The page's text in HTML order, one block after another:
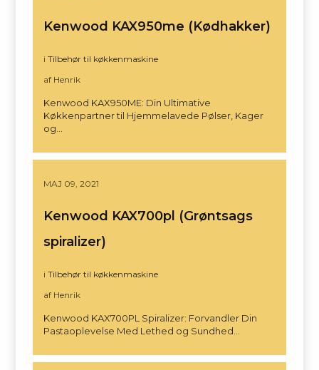
Kenwood KAX950me (Kødhakker)
i Tilbehør til køkkenmaskine
af Henrik
Kenwood KAX950ME: Din Ultimative
Køkkenpartner til Hjemmelavede Pølser, Kager
og…
MAJ 09, 2021
Kenwood KAX700pl (Grøntsags
spiralizer)
i Tilbehør til køkkenmaskine
af Henrik
Kenwood KAX700PL Spiralizer: Forvandler Din
Pastaoplevelse Med Lethed og Sundhed…